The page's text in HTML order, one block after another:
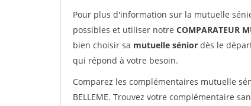
Pour plus d'information sur la mutuelle
possibles et utiliser notre COMPARATEUR
bien choisir sa mutuelle sénior dès le
qui répond à votre besoin.
Comparez les complémentaires mutuelle
BELLEME. Trouvez votre complémentaire